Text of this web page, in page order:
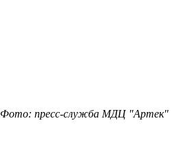
Фото: пресс-служба МДЦ "Артек"